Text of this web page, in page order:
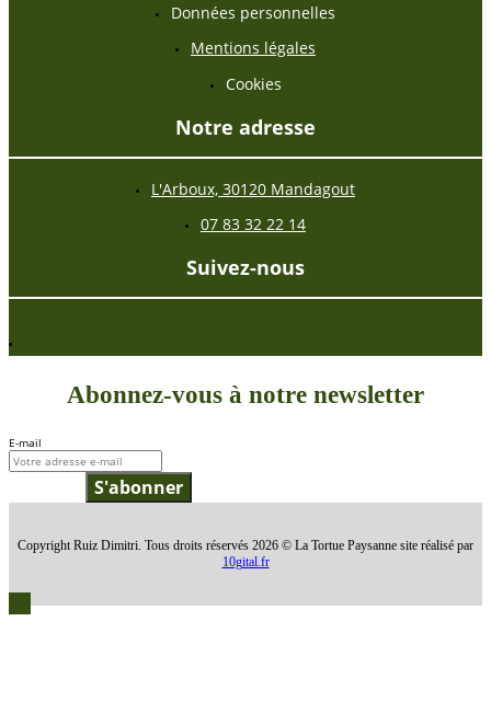
Données personnelles
Mentions légales
Cookies
Notre adresse
L'Arboux, 30120 Mandagout
07 83 32 22 14
Suivez-nous
Abonnez-vous à notre newsletter
E-mail
S'abonner
Copyright Ruiz Dimitri. Tous droits réservés 2026 © La Tortue Paysanne site réalisé par
10gital.fr